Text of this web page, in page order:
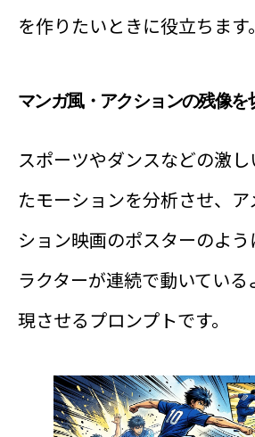
を作りたいときに役立ちます。
マンガ風・アクションの残像を
スポーツやダンスなどの激
たモーションを分析させ、ア
ション映画のポスターのよ
ラクターが連続で動いてい
現させるプロンプトです。